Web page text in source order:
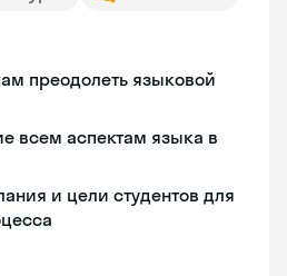
преодолеть языковой
всем аспектам языка в
и цели студентов для